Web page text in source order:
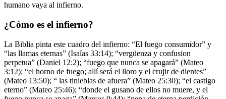
humano vaya al infierno.
¿Cómo es el infierno?
La Biblia pinta este cuadro del infierno: “El fuego consumidor” y
“las llamas eternas” (Isaías 33:14); “vergüenza y confusion
perpetua” (Daniel 12:2); “fuego que nunca se apagará” (Mateo
3:12); “el horno de fuego; allí será el lloro y el crujir de dientes”
(Mateo 13:50); “ las tinieblas de afuera” (Mateo 25:30); “el castigo
eterno” (Mateo 25:46); “donde el gusano de ellos no muere, y el